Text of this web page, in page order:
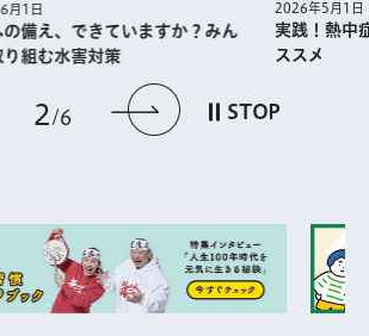
前のスライドを表示
2 6 次のスライドを
STOP
月1日
の備え、できていますか？みん
り組む水害対策
2026年5月1日
実践！熱中
ススメ